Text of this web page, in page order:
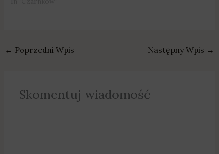
← Poprzedni Wpis Następny Wpis →
Skomentuj wiadomość